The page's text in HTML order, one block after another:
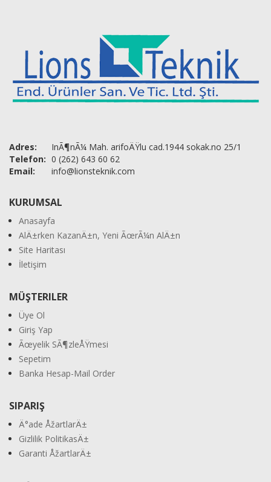
Adres:
InÃ¶nÃ¼ Mah. arifoÄŸlu cad.1944 sokak.no 25/1
Telefon: 0 (262) 643 60 62
Email:
info@lionsteknik.com
KURUMSAL
Anasayfa
AlÄ±rken KazanÄ±n, Yeni ÃœrÃ¼n AlÄ±n
Site Haritası
İletişim
MÜŞTERILER
Üye Ol
Giriş Yap
Ãœyelik SÃ¶zleÅŸmesi
Sepetim
Banka Hesap-Mail Order
SIPARIŞ
Ä°ade ÅžartlarÄ±
Gizlilik PolitikasÄ±
Garanti ÅžartlarÄ±